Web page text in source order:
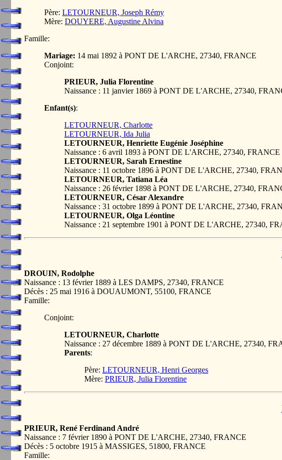
Père: LETOURNEUR, Joseph Rémy
Mère: DOUYERE, Augustine Alvina
Famille:
Mariage: 14 mai 1892 à PONT DE L'ARCHE, 27340, FRANCE
Conjoint:
PRIEUR, Julia Florentine
Naissance : 11 janvier 1869 à PONT DE L'ARCHE, 27340,
Enfant(s):
LETOURNEUR, Charlotte
LETOURNEUR, Ida Julia
LETOURNEUR, Henriette Eugénie Joséphine
Naissance : 6 avril 1893 à PONT DE L'ARCHE, 27340, FRANCE
LETOURNEUR, Sarah Ernestine
Naissance : 11 octobre 1896 à PONT DE L'ARCHE, 27340,
LETOURNEUR, Tatiana Léa
Naissance : 26 février 1898 à PONT DE L'ARCHE, 27340,
LETOURNEUR, César Alexandre
Naissance : 31 octobre 1899 à PONT DE L'ARCHE, 27340,
LETOURNEUR, Olga Léontine
Naissance : 21 septembre 1901 à PONT DE L'ARCHE, 27340,
DROUIN, Rodolphe
Naissance : 13 février 1889 à LES DAMPS, 27340, FRANCE
Décès : 25 mai 1916 à DOUAUMONT, 55100, FRANCE
Famille:
Conjoint:
LETOURNEUR, Charlotte
Naissance : 27 décembre 1889 à PONT DE L'ARCHE, 27340,
Parents:
Père: LETOURNEUR, Henri Georges
Mère: PRIEUR, Julia Florentine
PRIEUR, René Ferdinand André
Naissance : 7 février 1890 à PONT DE L'ARCHE, 27340, FRANCE
Décès : 5 octobre 1915 à MASSIGES, 51800, FRANCE
Famille: